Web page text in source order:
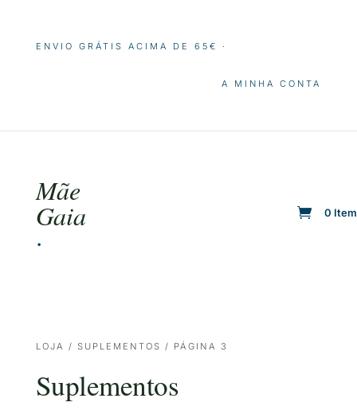
ENVIO GRÁTIS ACIMA DE 65€ ·
A MINHA CONTA
Mãe
Gaia
·
0
LOJA / SUPLEMENTOS / PÁGINA 3
Suplementos